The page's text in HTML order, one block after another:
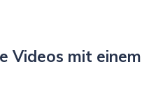
Videos mit einem